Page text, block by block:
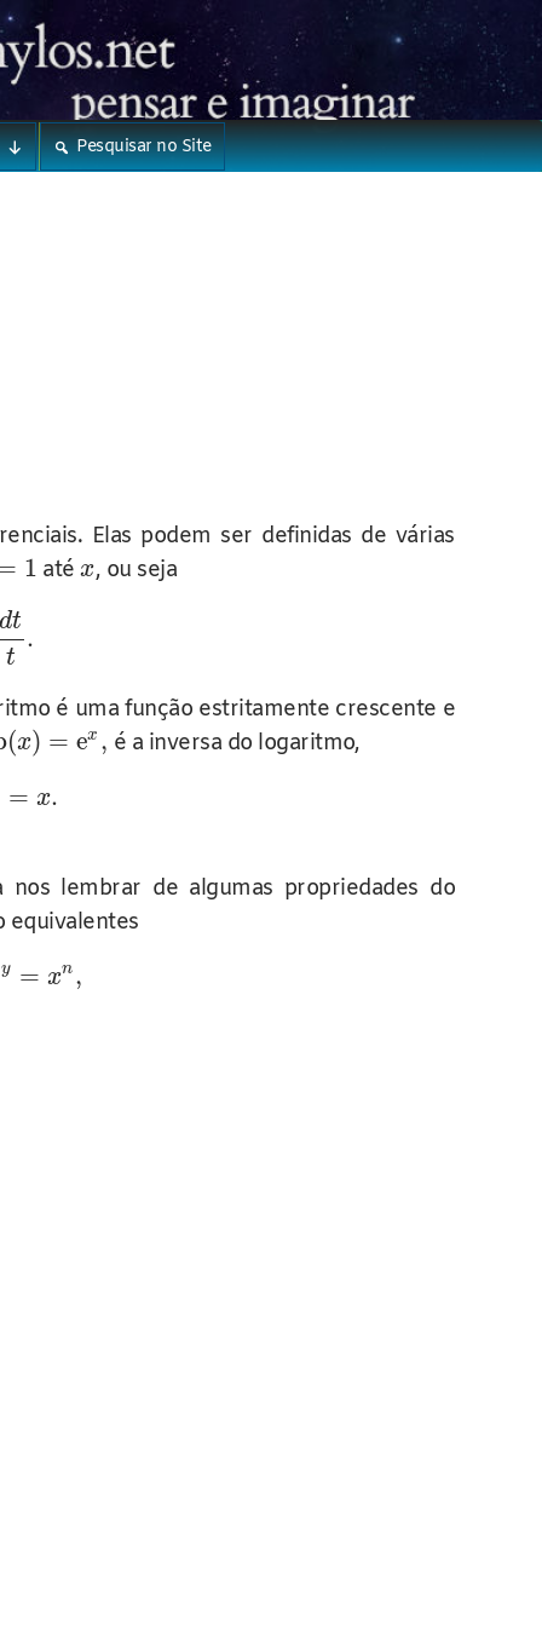
Pesquisar no Site
Elas podem ser definidas de várias
1 atéx, ou seja
dt
t
.
é uma função estritamente crescente e
(x) = ex , é a inversa do logaritmo,
= x.
nos lembrar de algumas propriedades do
equivalentes
y = xn ,